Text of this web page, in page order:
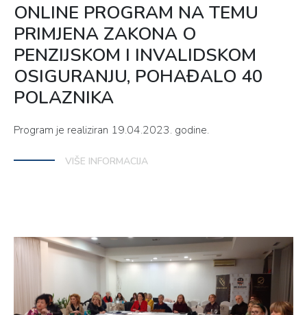
ONLINE PROGRAM NA TEMU
PRIMJENA ZAKONA O
PENZIJSKOM I INVALIDSKOM
OSIGURANJU, POHAĐALO 40
POLAZNIKA
Program je realiziran 19.04.2023. godine.
VIŠE INFORMACIJA